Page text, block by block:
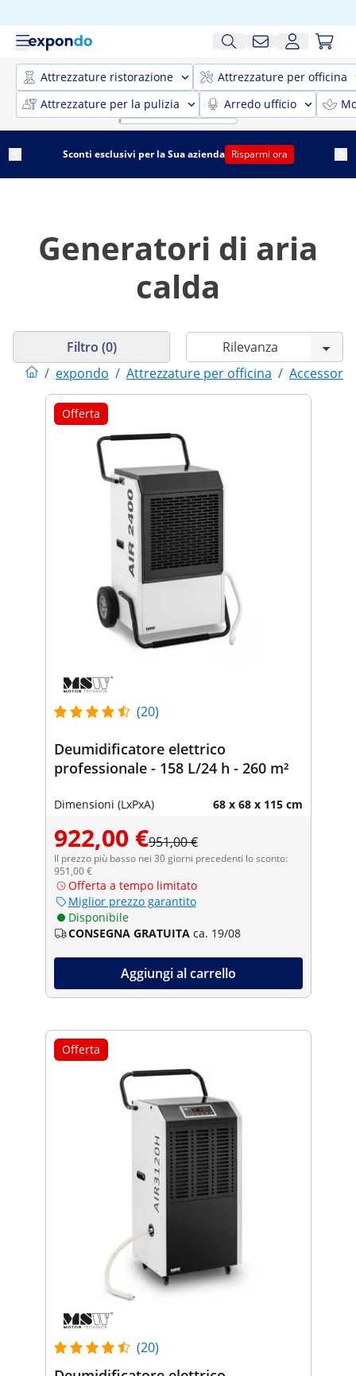
Attrezzature ristorazione
Attrezzature per officina
Attrezzature per la pulizia
Arredo ufficio
Sconti esclusivi per la Sua azienda Risparmi ora
Generatori di aria
calda
/ expondo / Attrezzature per officina / Accessori
Filtro (0)
Offerta
(20)
Deumidificatore elettrico
professionale - 158 L/24 h - 260 m²
Dimensioni (LxPxA) 68 x 68 x 115 cm
922,00 €951,00 €
Il prezzo più basso nei 30 giorni precedenti lo sconto:
951,00 €
Offerta a tempo limitato
Miglior prezzo garantito
Disponibile
CONSEGNA GRATUITA ca. 19/08
Aggiungi al carrello
Offerta
(20)